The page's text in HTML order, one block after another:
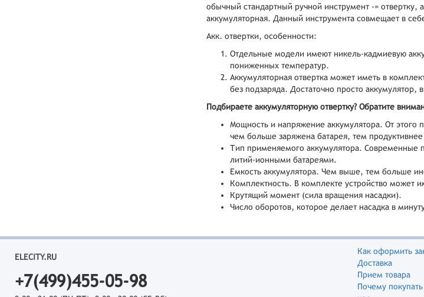
обычный стандартный ручной инструмент -=
аккумуляторная. Данный инструмента совмещает в
Акк. отвертки, особенности:
Отдельные модели имеют никель-кадмиевую
пониженных температур.
Аккумуляторная отвертка может иметь в
без подзаряда. Достаточно просто
Подбираете аккумуляторную отвертку? Обратите
Мощность и напряжение аккумулятора. От этого
чем больше заряжена батарея, тем
Тип применяемого аккумулятора. Современные
литий-ионными батареями.
Емкость аккумулятора. Чем выше, тем больше
Комплектность. В комплекте устройство может
Крутящий момент (сила вращения насадки).
Число оборотов, которое делает насадка в
ELECITY.RU
+7(499)455-05-98
Как оформить
Доставка
Прием товара
Почему